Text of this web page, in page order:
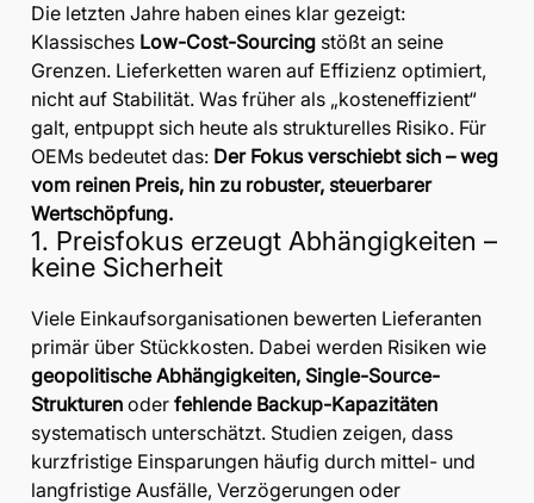
Die letzten Jahre haben eines klar gezeigt:
Klassisches Low-Cost-Sourcing stößt an seine
Grenzen. Lieferketten waren auf Effizienz optimiert,
nicht auf Stabilität. Was früher als „kosteneffizient“
galt, entpuppt sich heute als strukturelles Risiko. Für
OEMs bedeutet das: Der Fokus verschiebt sich – weg
vom reinen Preis, hin zu robuster, steuerbarer
Wertschöpfung.
1. Preisfokus erzeugt Abhängigkeiten –
keine Sicherheit
Viele Einkaufsorganisationen bewerten Lieferanten
primär über Stückkosten. Dabei werden Risiken wie
geopolitische Abhängigkeiten, Single-Source-
Strukturen oder fehlende Backup-Kapazitäten
systematisch unterschätzt. Studien zeigen, dass
kurzfristige Einsparungen häufig durch mittel- und
langfristige Ausfälle, Verzögerungen oder